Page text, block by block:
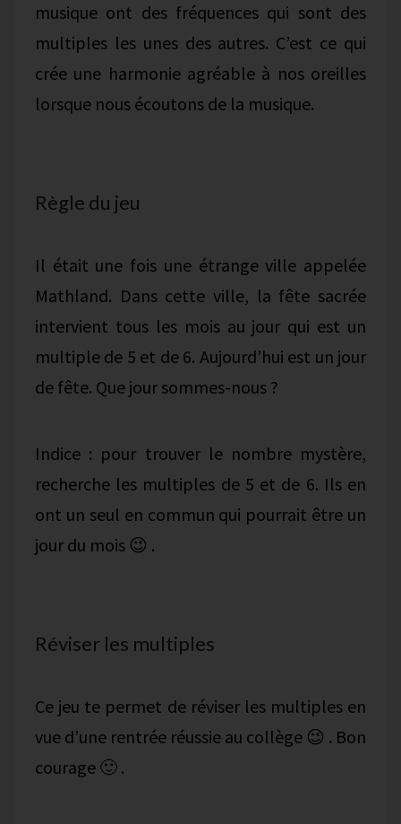
musique ont des fréquences qui sont des
multiples les unes des autres. C’est ce qui
crée une harmonie agréable à nos oreilles
lorsque nous écoutons de la musique.
Règle du jeu
Il était une fois une étrange ville appelée
Mathland. Dans cette ville, la fête sacrée
intervient tous les mois au jour qui est un
multiple de 5 et de 6. Aujourd’hui est un jour
de fête. Que jour sommes-nous ?
Indice : pour trouver le nombre mystère,
recherche les multiples de 5 et de 6. Ils en
ont un seul en commun qui pourrait être un
jour du mois 😉 .
Réviser les multiples
Ce jeu te permet de réviser les multiples en
vue d’une rentrée réussie au collège 😉 . Bon
courage 🙂 .